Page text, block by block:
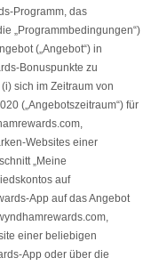
Programm, das
„Programmbedingungen“)
(„Angebot“) in
Bonuspunkte zu
sich im Zeitraum von
(„Angebotszeitraum“) für
Websites einer
„Meine
auf
App auf das Angebot
einer beliebigen
App oder über die